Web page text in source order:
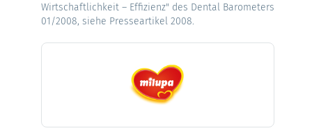
Wirtschaftlichkeit – Effizienz" des Dental Barometers
01/2008, siehe Presseartikel 2008.